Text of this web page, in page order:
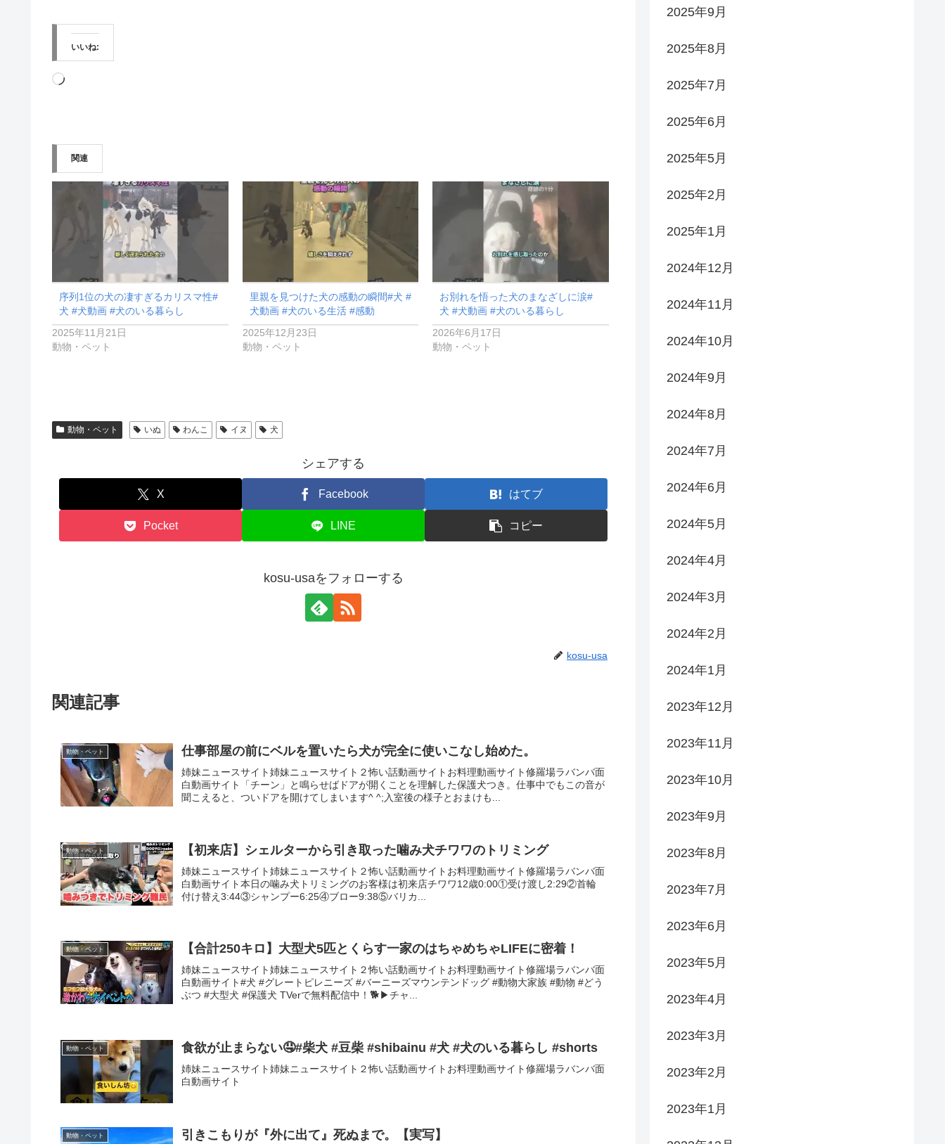
いいね:
読
み
中…
関連
序列1位の犬の凄すぎるカリスマ性#
犬 #犬動画 #犬のいる暮らし
2025年11月21日
動物・ペット
里親を見つけた犬の感動の瞬間#犬 #
犬動画 #犬のいる生活 #感動
2025年12月23日
動物・ペット
お別れを悟った犬のまなざしに涙#
犬 #犬動画 #犬のいる暮らし
2026年6月17日
動物・ペット
動物・ペット いぬ わんこ イヌ 犬
シェアする
X Facebook はてブ
Pocket LINE コピー
kosu-usaをフォローする
kosu-usa
関連記事
動物・ペット 仕事部屋の前にベルを置いたら犬が完全に使いこなし始めた。
姉妹ニュースサイト姉妹ニュースサイト２怖い話動画サイトお料理動画サイト修羅場ラバンバ面
白動画サイト「チーン」と鳴らせばドアが開くことを理解した保護犬つき。仕事中でもこの音が
聞こえると、ついドアを開けてしまいます^ ^;入室後の様子とおまけも...
動物・ペット 【初来店】シェルターから引き取った噛み犬チワワのトリミング
姉妹ニュースサイト姉妹ニュースサイト２怖い話動画サイトお料理動画サイト修羅場ラバンバ面
白動画サイト本日の噛み犬トリミングのお客様は初来店チワワ12歳0:00①受け渡し2:29②首輪
付け替え3:44③シャンプー6:25④ブロー9:38⑤バリカ...
動物・ペット 【合計250キロ】大型犬5匹とくらす一家のはちゃめちゃLIFEに密着！
姉妹ニュースサイト姉妹ニュースサイト２怖い話動画サイトお料理動画サイト修羅場ラバンバ面
白動画サイト#犬 #グレートピレニーズ #バーニーズマウンテンドッグ #動物大家族 #動物 #どう
ぶつ #大型犬 #保護犬 TVerで無料配信中！🐕▶チャ...
動物・ペット 食欲が止まらない🤤#柴犬 #豆柴 #shibainu #犬 #犬のいる暮らし #shorts
姉妹ニュースサイト姉妹ニュースサイト２怖い話動画サイトお料理動画サイト修羅場ラバンバ面
白動画サイト
動物・ペット 引きこもりが『外に出て』死ぬまで。【実写】
2025年9月
2025年8月
2025年7月
2025年6月
2025年5月
2025年2月
2025年1月
2024年12月
2024年11月
2024年10月
2024年9月
2024年8月
2024年7月
2024年6月
2024年5月
2024年4月
2024年3月
2024年2月
2024年1月
2023年12月
2023年11月
2023年10月
2023年9月
2023年8月
2023年7月
2023年6月
2023年5月
2023年4月
2023年3月
2023年2月
2023年1月